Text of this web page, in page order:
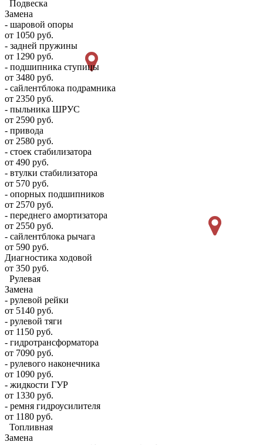
Подвеска
Замена
- шаровой опоры
от 1050 руб.
- задней пружины
от 1290 руб.
- подшипника ступицы
от 3480 руб.
- сайлентблока подрамника
от 2350 руб.
- пыльника ШРУС
от 2590 руб.
- привода
от 2580 руб.
- стоек стабилизатора
от 490 руб.
- втулки стабилизатора
от 570 руб.
- опорных подшипников
от 2570 руб.
- переднего амортизатора
от 2550 руб.
- сайлентблока рычага
от 590 руб.
Диагностика ходовой
от 350 руб.
Рулевая
Замена
- рулевой рейки
от 5140 руб.
- рулевой тяги
от 1150 руб.
- гидротрансформатора
от 7090 руб.
- рулевого наконечника
от 1090 руб.
- жидкости ГУР
от 1330 руб.
- ремня гидроусилителя
от 1180 руб.
Топливная
Замена